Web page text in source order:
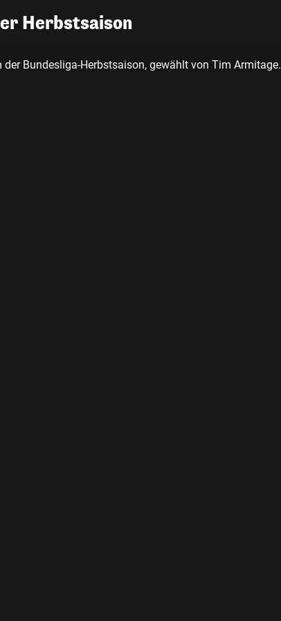
Herbstsaison
der Bundesliga-Herbstsaison, gewählt von Tim Armitage.